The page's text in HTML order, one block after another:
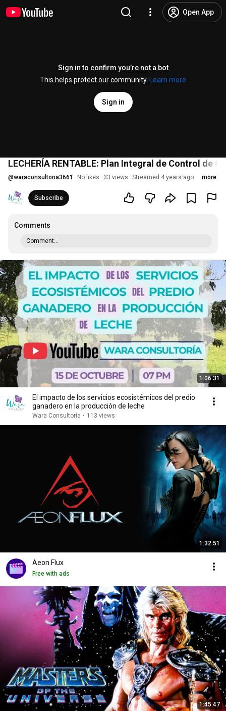
Open App
Sign in to confirm you’re not a bot
This helps protect our community.
Learn more
Sign in
LECHERÍA RENTABLE: Plan Integral de Control de
@waraconsultoria3661 No likes 33 views Streamed 4 years ago more
Subscribe
Comments
Comment...
1:06:31
El impacto de los servicios ecosistémicos del predio
ganadero en la producción de leche
Wara Consultoría • 113 views
1:32:51
Aeon Flux
Free with ads
1:45:47